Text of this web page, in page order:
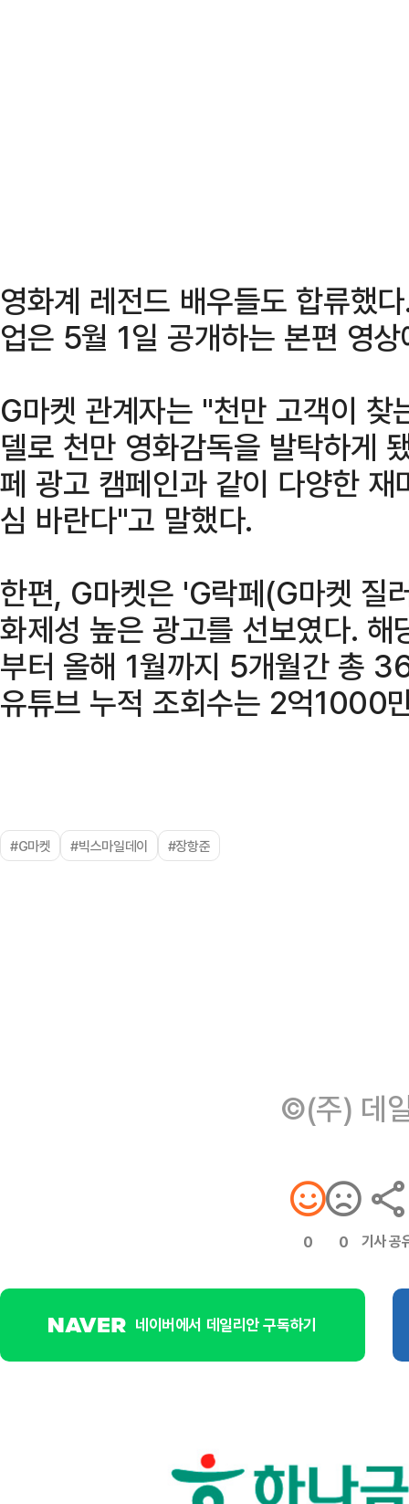
영화계 레전드 배우들도 합류했
업은 5월 1일 공개하는 본편 영
G마켓 관계자는 "천만 고객이 찾
델로 천만 영화감독을 발탁하게
페 광고 캠페인과 같이 다양한
심 바란다"고 말했다.
한편, G마켓은 'G락페(G마켓 질
화제성 높은 광고를 선보였다.
부터 올해 1월까지 5개월간 총
유튜브 누적 조회수는 2억1000
#G마켓 #빅스마일데이 #장항준
©(주) 데
0 0 기사 공
네이버에서 데일리안 구독하기